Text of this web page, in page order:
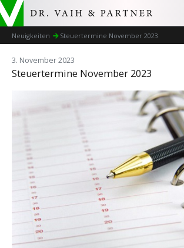
Neuigkeiten Steuertermine November 2023
3. November 2023
Steuertermine November 2023